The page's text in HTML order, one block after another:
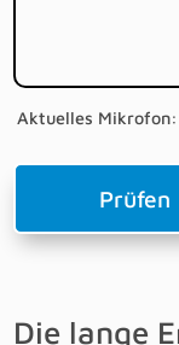
Aktuelles Mikrofon:
Prüfen
Die lange